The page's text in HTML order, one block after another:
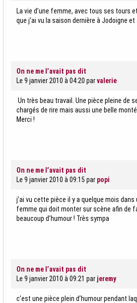
La vie d’une femme, avec tous ses tours
que j’ai vu la saison dernière à Jodoigne
On ne me l’avait pas dit
Le 9 janvier 2010 à 04:20 parvalerie
Un très beau travail. Une pièce pleine de
chargés de rire mais aussi une belle
Merci !
On ne me l’avait pas dit
Le 9 janvier 2010 à 09:15 par popi
j’ai vu cette pièce il y a quelque mois
femme qui doit monter sur scène afin de
beaucoup d’humour ! Très sympa
On ne me l’avait pas dit
Le 9 janvier 2010 à 09:21 par jeremy
c’est une pièce plein d’humour pendant